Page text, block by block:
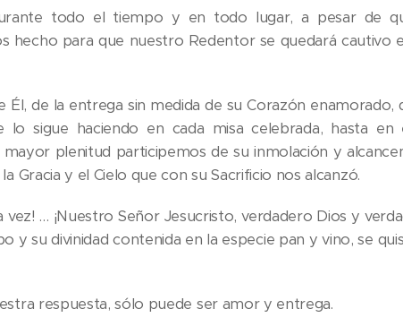
todo el tiempo y en todo lugar, a pesar de
hecho para que nuestro Redentor se quedará cautivo
Él, de la entrega sin medida de su Corazón enamorado,
lo sigue haciendo en cada misa celebrada, hasta en
plenitud participemos de su inmolación y
Gracia y el Cielo que con su Sacrificio nos alcanzó.
vez! … ¡Nuestro Señor Jesucristo, verdadero Dios y
y su divinidad contenida en la especie pan y vino, se
respuesta, sólo puede ser amor y entrega.